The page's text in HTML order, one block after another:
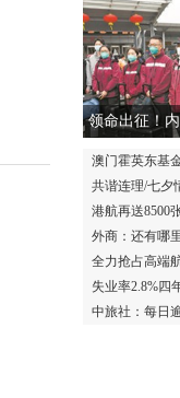
领命出征！
澳门霍英东基
共谐连理/七夕
港航再送8500
外商：还有哪
全力抢占高端
失业率2.8%四
中旅社：每日